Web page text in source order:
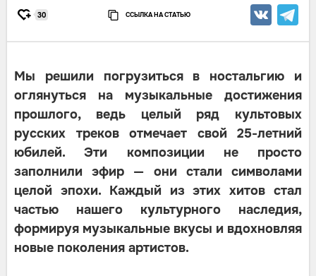
30 ССЫЛКА НА СТАТЬЮ
Мы решили погрузиться в ностальгию и
оглянуться на музыкальные достижения
прошлого, ведь целый ряд культовых
русских треков отмечает свой 25-летний
юбилей. Эти композиции не просто
заполнили эфир — они стали символами
целой эпохи. Каждый из этих хитов стал
частью нашего культурного наследия,
формируя музыкальные вкусы и вдохновляя
новые поколения артистов.